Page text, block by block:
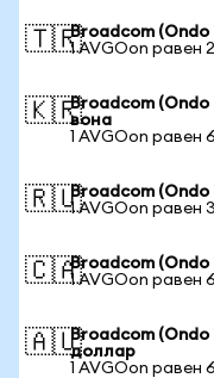
🇹🇷Broadcom (Ondo
1 AVGOon равен
🇰🇷Broadcom
вона
1 AVGOon равен
🇷🇺Broadcom (Ondo
1 AVGOon равен
🇨🇦Broadcom
1 AVGOon равен
🇦🇺Broadcom
доллар
1 AVGOon равен